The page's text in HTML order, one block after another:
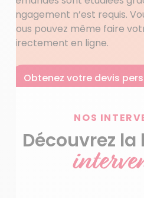
engagement n’est requis.
Vous pouvez même faire
directement en ligne.
Obtenez votre devis
NOS
Découvrez